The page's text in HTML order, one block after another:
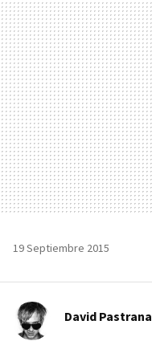
19 Septiembre 2015
David Pastrana